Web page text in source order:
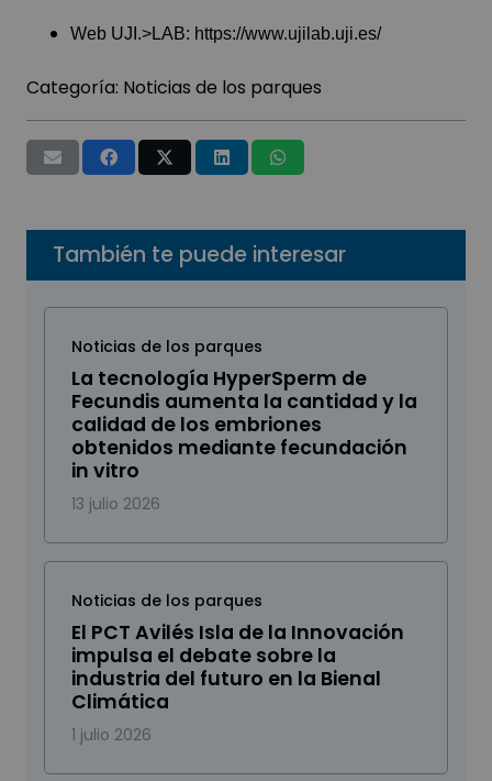
Web UJI.>LAB: https://www.ujilab.uji.es/
Categoría: Noticias de los parques
También te puede interesar
Noticias de los parques
La tecnología HyperSperm de
Fecundis aumenta la cantidad y la
calidad de los embriones
obtenidos mediante fecundación
in vitro
13 julio 2026
Noticias de los parques
El PCT Avilés Isla de la Innovación
impulsa el debate sobre la
industria del futuro en la Bienal
Climática
1 julio 2026